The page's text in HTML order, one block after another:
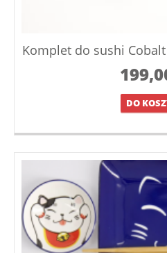
Komplet do sushi
DO